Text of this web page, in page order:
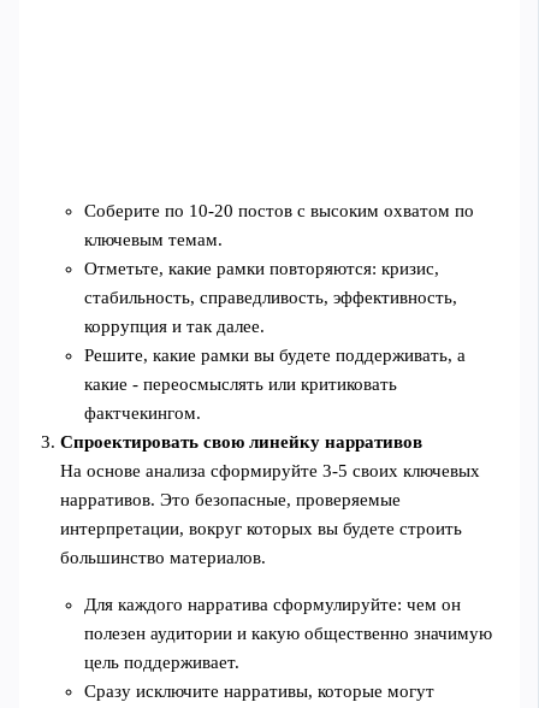
Соберите по 10-20 постов с высоким охватом по
ключевым темам.
Отметьте, какие рамки повторяются: кризис,
стабильность, справедливость, эффективность,
коррупция и так далее.
Решите, какие рамки вы будете поддерживать, а
какие - переосмыслять или критиковать
фактчекингом.
Спроектировать свою линейку нарративов
На основе анализа сформируйте 3-5 своих ключевых
нарративов. Это безопасные, проверяемые
интерпретации, вокруг которых вы будете строить
большинство материалов.
Для каждого нарратива сформулируйте: чем он
полезен аудитории и какую общественно значимую
цель поддерживает.
Сразу исключите нарративы, которые могут